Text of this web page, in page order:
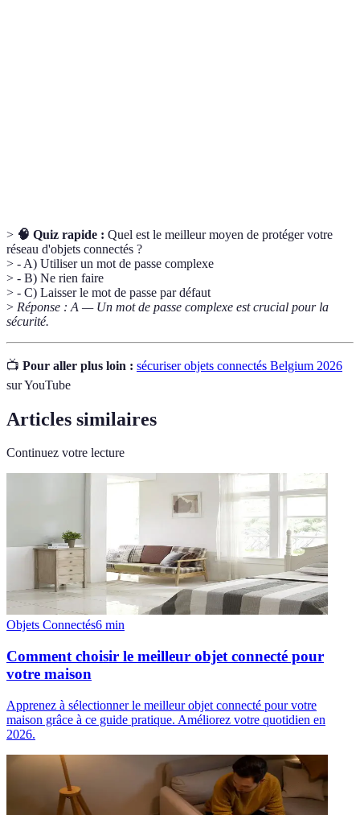
> 🧠 Quiz rapide : Quel est le meilleur moyen de protéger votre
réseau d'objets connectés ?
> - A) Utiliser un mot de passe complexe
> - B) Ne rien faire
> - C) Laisser le mot de passe par défaut
> Réponse : A — Un mot de passe complexe est crucial pour la
sécurité.
📺 Pour aller plus loin : sécuriser objets connectés Belgium 2026
sur YouTube
Articles similaires
Continuez votre lecture
Objets Connectés6 min
Comment choisir le meilleur objet connecté pour
votre maison
Apprenez à sélectionner le meilleur objet connecté pour votre
maison grâce à ce guide pratique. Améliorez votre quotidien en
2026.